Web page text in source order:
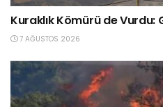
Kuraklık Kömürü de Vurdu:
7 AĞUSTOS 2026